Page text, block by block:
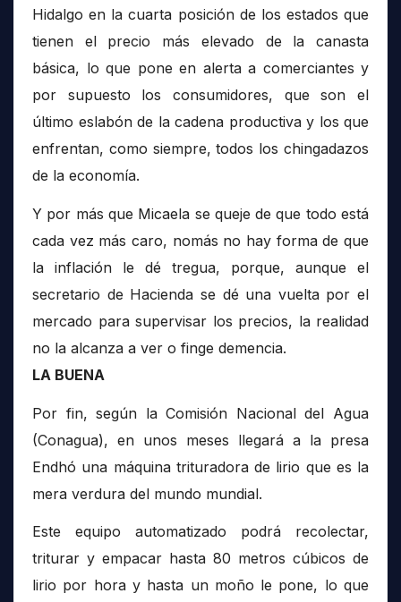
Hidalgo en la cuarta posición de los estados que
tienen el precio más elevado de la canasta
básica, lo que pone en alerta a comerciantes y
por supuesto los consumidores, que son el
último eslabón de la cadena productiva y los que
enfrentan, como siempre, todos los chingadazos
de la economía.
Y por más que Micaela se queje de que todo está
cada vez más caro, nomás no hay forma de que
la inflación le dé tregua, porque, aunque el
secretario de Hacienda se dé una vuelta por el
mercado para supervisar los precios, la realidad
no la alcanza a ver o finge demencia.
LA BUENA
Por fin, según la Comisión Nacional del Agua
(Conagua), en unos meses llegará a la presa
Endhó una máquina trituradora de lirio que es la
mera verdura del mundo mundial.
Este equipo automatizado podrá recolectar,
triturar y empacar hasta 80 metros cúbicos de
lirio por hora y hasta un moño le pone, lo que